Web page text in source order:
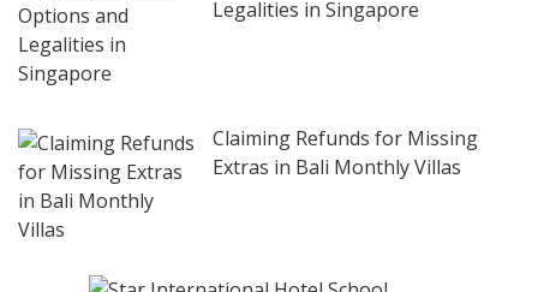
Legalities in Singapore
Claiming Refunds for Missing
Extras in Bali Monthly Villas